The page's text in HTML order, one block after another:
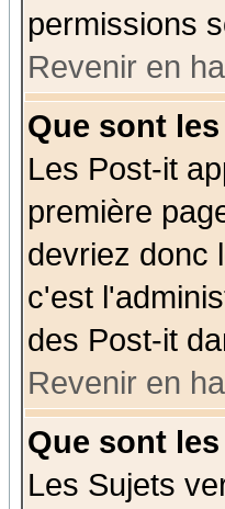
permissions
Revenir en
Que sont
Les Post-it
première
devriez donc
c'est
des Post-it
Revenir en
Que sont
Les Sujets